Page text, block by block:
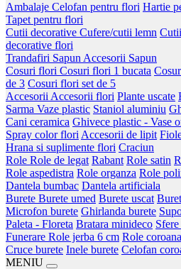
Ambalaje Celofan pentru flori Hartie
Tapet pentru flori
Cutii decorative Cufere/cutii lemn
decorative flori
Trandafiri Sapun Accesorii Sapun
Cosuri flori Cosuri flori 1 bucata
de 3 Cosuri flori set de 5
Accesorii Accesorii flori Plante uscate
Sarma Vaze plastic Staniol aluminiu
Cani ceramica Ghivece plastic - Vase
Spray color flori Accesorii de lipit
Hrana si suplimente flori Craciun
Role Role de legat Rabant Role satin
Role aspedistra Role organza Role
Dantela bumbac Dantela artificiala
Burete Burete umed Burete uscat
Microfon burete Ghirlanda burete
Paleta - Floreta Bratara minideco
Funerare Role jerba 6 cm Role
Cruce burete Inele burete Celofan
MENIU